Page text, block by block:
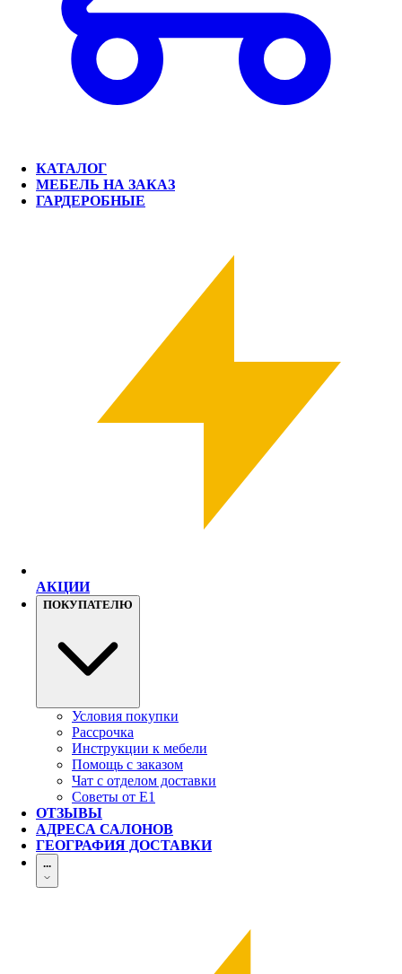
КАТАЛОГ
МЕБЕЛЬ НА ЗАКАЗ
ГАРДЕРОБНЫЕ
АКЦИИ
ПОКУПАТЕЛЮ
Условия покупки
Рассрочка
Инструкции к мебели
Помощь с заказом
Чат с отделом доставки
Советы от Е1
ОТЗЫВЫ
АДРЕСА САЛОНОВ
ГЕОГРАФИЯ ДОСТАВКИ
...